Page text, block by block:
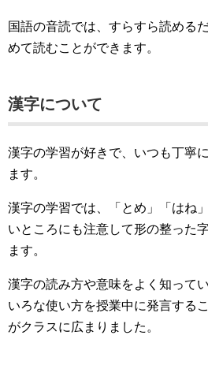
国語の音読では、すらすら読める
めて読むことができます。
漢字について
漢字の学習が好きで、いつも丁寧
ます。
漢字の学習では、「とめ」「はね
いところにも注意して形の整った
ます。
漢字の読み方や意味をよく知って
いろな使い方を授業中に発言する
がクラスに広まりました。